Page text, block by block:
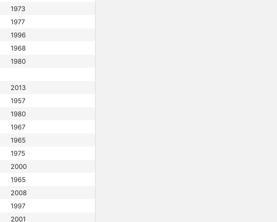
1973
1977
1996
1968
1980
2013
1957
1980
1967
1965
1975
2000
1965
2008
1997
2001